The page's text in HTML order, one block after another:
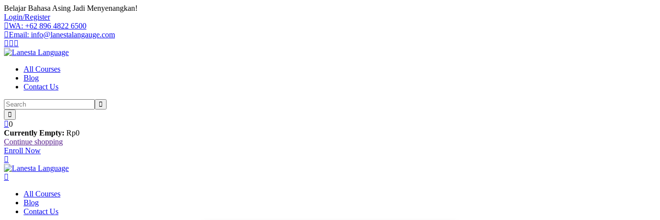
Skip
to
content
Belajar Bahasa Asing Jadi Menyenangkan!
Login/Register
WA: +62 896 4822 6500
Email: info@lanestalangauge.com
All Courses
Blog
Contact Us
0
Currently Empty: Rp0
Continue shopping
Enroll Now
All Courses
Blog
Contact Us